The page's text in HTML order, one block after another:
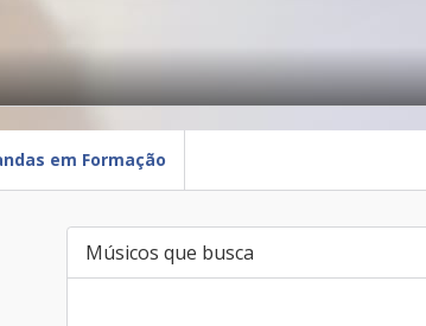
em Formação
Músicos que busca